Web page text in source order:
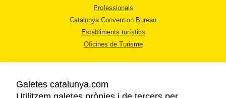
Professionals
Catalunya Convention Bureau
Establiments turístics
Oficines de Turisme
Galetes catalunya.com